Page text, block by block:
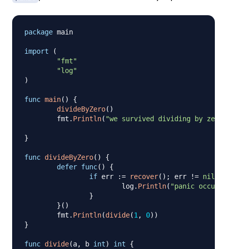
package main
import
(
"fmt"
"log"
)
func main( )
{
divideByZero( )
	fmt
. Println( "we survived dividing by
}
func divideByZero( )
{
defer func( )
{
if err := recover( ) ; err != nil
			log
. Println( "panic
}
} ( )
	fmt
. Println(divide(1, 0) )
}
func divide(a, b int) int
{